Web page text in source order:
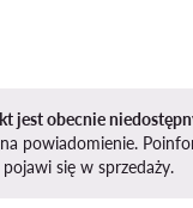
jest obecnie
powiadomienie.
się w sprzedaży.